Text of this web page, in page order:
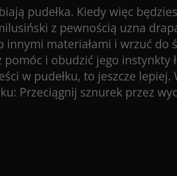
pudełka. Kiedy więc
z pewnością uzna
materiałami i wrzuć do
i obudzić jego instynkty
w pudełku, to jeszcze
Przeciągnij sznurek przez